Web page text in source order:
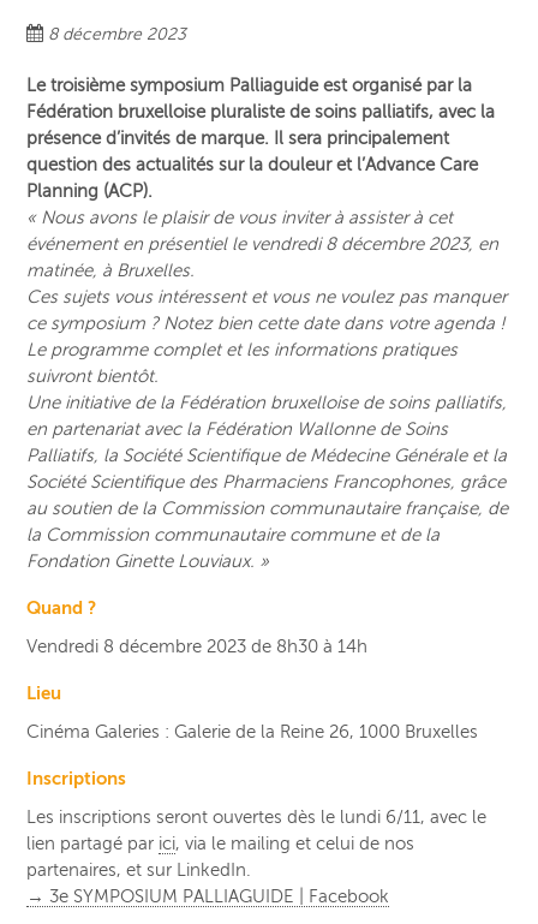
8 décembre 2023
Le troisième symposium Palliaguide est organisé par la
Fédération bruxelloise pluraliste de soins palliatifs, avec la
présence d’invités de marque. Il sera principalement
question des actualités sur la douleur et l’Advance Care
Planning (ACP).
« Nous avons le plaisir de vous inviter à assister à cet
événement en présentiel le vendredi 8 décembre 2023, en
matinée, à Bruxelles.
Ces sujets vous intéressent et vous ne voulez pas manquer
ce symposium ? Notez bien cette date dans votre agenda !
Le programme complet et les informations pratiques
suivront bientôt.
Une initiative de la Fédération bruxelloise de soins palliatifs,
en partenariat avec la Fédération Wallonne de Soins
Palliatifs, la Société Scientifique de Médecine Générale et la
Société Scientifique des Pharmaciens Francophones, grâce
au soutien de la Commission communautaire française, de
la Commission communautaire commune et de la
Fondation Ginette Louviaux. »
Quand ?
Vendredi 8 décembre 2023 de 8h30 à 14h
Lieu
Cinéma Galeries : Galerie de la Reine 26, 1000 Bruxelles
Inscriptions
Les inscriptions seront ouvertes dès le lundi 6/11, avec le
lien partagé par ici, via le mailing et celui de nos
partenaires, et sur LinkedIn.
→ 3e SYMPOSIUM PALLIAGUIDE | Facebook